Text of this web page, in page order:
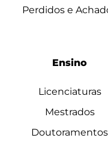
Perdidos e
Ensino
Licenciaturas
Mestrados
Doutoramentos